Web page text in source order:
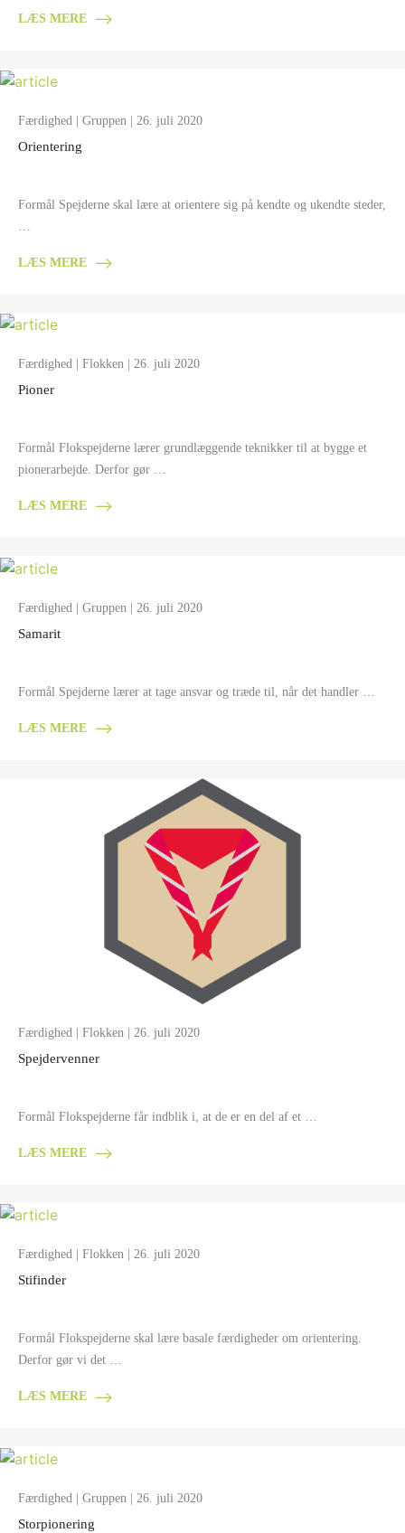
LÆS MERE
Færdighed | Gruppen | 26. juli 2020
Orientering
Formål Spejderne skal lære at orientere sig på kendte og ukendte steder,
LÆS MERE
Færdighed Flokken | 26. juli 2020
Pioner
Formål Flokspejderne lærer grundlæggende teknikker til at bygge et
pionerarbejde. Derfor gør …
LÆS MERE
Færdighed Gruppen | 26. juli 2020
Samarit
Formål Spejderne lærer at tage ansvar og træde til, når det handler …
LÆS MERE
Færdighed Flokken | 26. juli 2020
Spejdervenner
Formål Flokspejderne får indblik i, at de er en del af et …
LÆS MERE
Færdighed Flokken | 26. juli 2020
Stifinder
Formål Flokspejderne skal lære basale færdigheder om orientering.
Derfor gør vi det …
LÆS MERE
Færdighed Gruppen | 26. juli 2020
Storpionering